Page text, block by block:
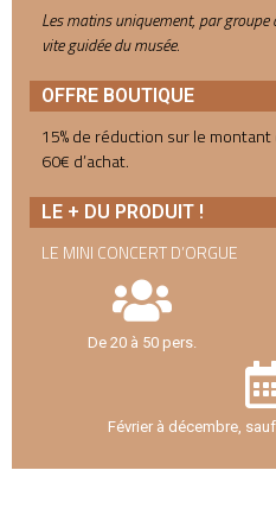
Les matins uniquement, par
vite guidée du musée.
OFFRE BOUTIQUE
15% de réduction sur le
60€ d’achat.
LE + DU PRODUIT !
LE MINI CONCERT D’ORGUE
De 20 à 50 pers.
Février à décembre,